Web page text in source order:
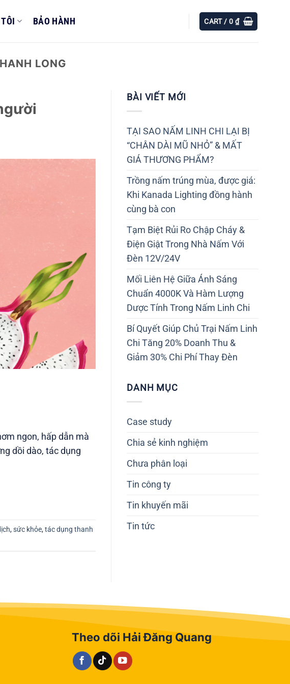
BẢO HÀNH CART /0 ₫
LONG
ngon, hấp dẫn mà
dồi dào, tác dụng
,sức khỏe,tác dụng thanh
BÀI VIẾT MỚI
TẠI SAO NẤM LINH CHI LẠI BỊ
“CHÂN DÀI MŨ NHỎ” & MẤT
GIÁ THƯƠNG PHẨM?
Trồng nấm trúng mùa, được giá:
Khi Kanada Lighting đồng hành
cùng bà con
Tạm Biệt Rủi Ro Chập Cháy &
Điện Giật Trong Nhà Nấm Với
Đèn 12V/24V
Mối Liên Hệ Giữa Ánh Sáng
Chuẩn 4000K Và Hàm Lượng
Dược Tính Trong Nấm Linh Chi
Bí Quyết Giúp Chủ Trại Nấm Linh
Chi Tăng 20% Doanh Thu &
Giảm 30% Chi Phí Thay Đèn
DANH MỤC
Case study
Chia sẻ kinh nghiệm
Chưa phân loại
Tin công ty
Tin khuyến mãi
Tin tức
Theo dõi Hải Đăng Quang